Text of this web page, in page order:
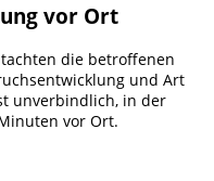
vor Ort
die betroffenen
und Art
unverbindlich, in der
vor Ort.